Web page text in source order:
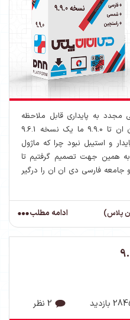
به پایداری قابل ملاحظه
دست یافت. از نسخه 9.4.1 دی ان ان تا 9.9.0 ما یک نسخه 9.6.1
و استیبل نبود چرا که ماژول
همین جهت تصمیم گرفتیم تا
جامعه فارسی دی ان ان را درگیر
پلاس) ادامه مطلب